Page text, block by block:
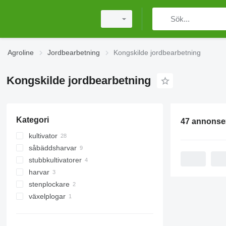
Agroline Jordbearbetning Kongskilde jordbearbetning
Kongskilde jordbearbetning
Kategori
kultivator
såbäddsharvar
stubbkultivatorer
harvar
rotorharvar
skivharvar
stenplockare
växelplogar
47